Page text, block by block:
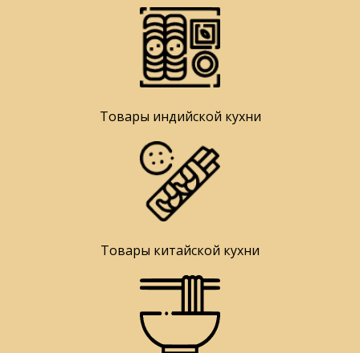
Товары индийской кухни
Товары китайской кухни